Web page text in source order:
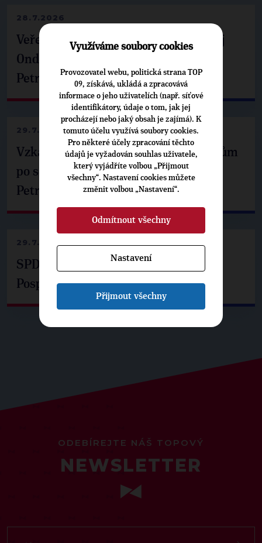
28.7.2026
Veřejné finance, euro i školství. Matěj
Ondřej Havel jednal s prezidentem
Petrem Pavlem
29.7.2026
Vzkaz Matěje Ondřeje Havla příznivcům
po setkání s prezidentem republiky
Petrem Pavlem
29.7.2026
SPD už není ve zprávě o extremismu.
Pospíšil: Je tu pachuť
ODEBÍREJTE NÁŠ TOPOVÝ
NEWSLETTER
Využíváme soubory cookies
Provozovatel webu, politická strana TOP
09, získává, ukládá a zpracovává
informace o jeho uživatelích (např. síťové
identifikátory, údaje o tom, jak jej
procházejí nebo jaký obsah je zajímá). K
tomuto účelu využívá soubory cookies.
Pro některé účely zpracování těchto
údajů je vyžadován souhlas uživatele,
který vyjádříte volbou „Přijmout
všechny“. Nastavení cookies můžete
změnit volbou „Nastavení“.
Odmítnout všechny
Nastavení
Přijmout všechny